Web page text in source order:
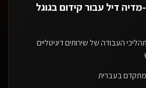
דיל עבור קידום בגוגל
העבודה של שירותים דיגיטליים
בעברית